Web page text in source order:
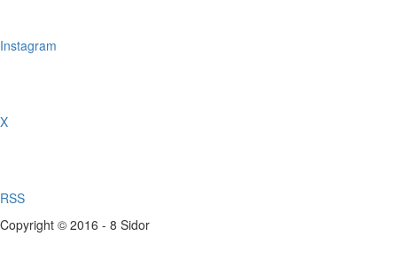
Instagram
X
RSS
Copyright © 2016 - 8 Sidor